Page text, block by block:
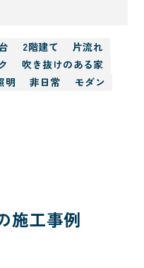
2階建て
片流れ
吹き抜けのある家
明 非日常 モダン
施工事例